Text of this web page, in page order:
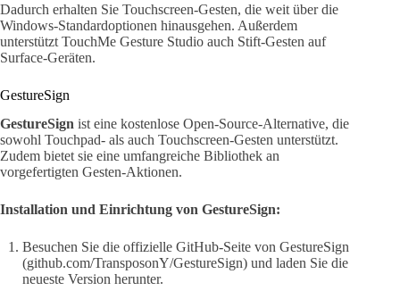
Dadurch erhalten Sie Touchscreen-Gesten, die weit über die
Windows-Standardoptionen hinausgehen. Außerdem
unterstützt TouchMe Gesture Studio auch Stift-Gesten auf
Surface-Geräten.
GestureSign
GestureSign ist eine kostenlose Open-Source-Alternative, die
sowohl Touchpad- als auch Touchscreen-Gesten unterstützt.
Zudem bietet sie eine umfangreiche Bibliothek an
vorgefertigten Gesten-Aktionen.
Installation und Einrichtung von GestureSign:
Besuchen Sie die offizielle GitHub-Seite von GestureSign
(github.com/TransposonY/GestureSign) und laden Sie die
neueste Version herunter.